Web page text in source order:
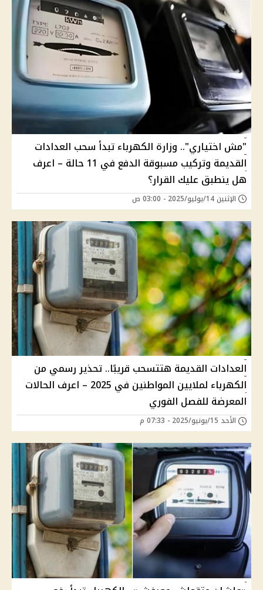
"مش اختياري".. وزارة الكهرباء تبدأ سحب العدادات
القديمة وتركيب مسبوقة الدفع في 11 حالة – اعرف
هل ينطبق عليك القرار؟
الإثنين 14/يوليو/2025 - 03:00 ص
العدادات القديمة هتتسحب قريبًا.. تحذير رسمي من
الكهرباء لملايين المواطنين في 2025 – اعرف الحالات
المعرضة للفصل الفوري
الأحد 15/يونيو/2025 - 07:33 م